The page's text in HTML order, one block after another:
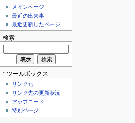
メインページ
最近の出来事
最近更新したページ
検索
* ツールボックス
リンク元
リンク先の更新状況
アップロード
特別ページ